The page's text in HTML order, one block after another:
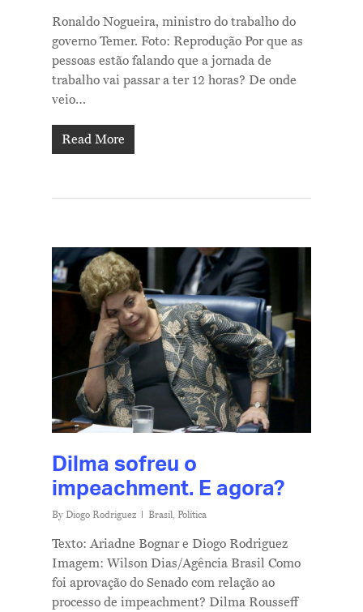
Ronaldo Nogueira, ministro do trabalho do
governo Temer. Foto: Reprodução Por que as
pessoas estão falando que a jornada de
trabalho vai passar a ter 12 horas? De onde
veio…
Read More
Dilma sofreu o
impeachment. E agora?
By Diogo Rodriguez Brasil, Política
Texto: Ariadne Bognar e Diogo Rodriguez
Imagem: Wilson Dias/Agência Brasil Como
foi aprovação do Senado com relação ao
processo de impeachment? Dilma Rousseff